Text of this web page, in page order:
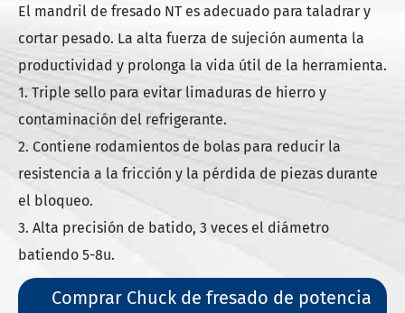
El mandril de fresado NT es adecuado para taladrar y
cortar pesado. La alta fuerza de sujeción aumenta la
productividad y prolonga la vida útil de la herramienta.
1. Triple sello para evitar limaduras de hierro y
contaminación del refrigerante.
2. Contiene rodamientos de bolas para reducir la
resistencia a la fricción y la pérdida de piezas durante
el bloqueo.
3. Alta precisión de batido, 3 veces el diámetro
batiendo 5-8u.
Comprar Chuck de fresado de potencia